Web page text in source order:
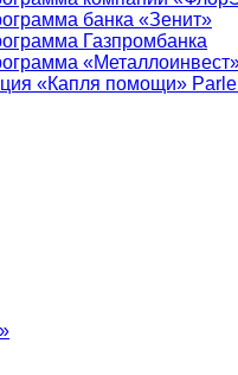
банка «Зенит»
Газпромбанка
«Капля помощи»